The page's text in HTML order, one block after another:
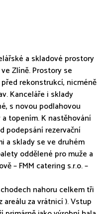
a skladové prostory
Zlíně. Prostory se
rekonstrukcí, nicméně
Kanceláře i sklady
s novou podlahovou
topením. K nastěhování
podepsání rezervační
a sklady se ve druhém
oddělené pro muže a
– FMM catering s.r.o. –
nahoru celkem tři
areálu za vrátnicí ). Vstup